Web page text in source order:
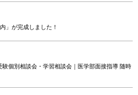
」が完成しました！
験個別相談会・学習相談会｜医学部面接指導 随時